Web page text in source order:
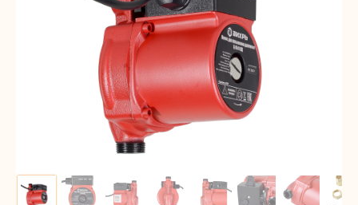
ОБОРУДОВАНИЕ
Забыли пароль?
Регистрация